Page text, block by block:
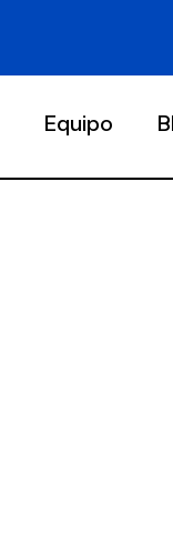
Equipo